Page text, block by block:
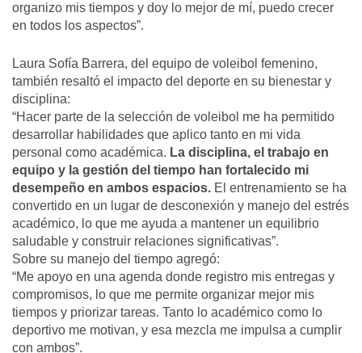
organizo mis tiempos y doy lo mejor de mí, puedo crecer
en todos los aspectos”.
Laura Sofía Barrera, del equipo de voleibol femenino,
también resaltó el impacto del deporte en su bienestar y
disciplina:
“Hacer parte de la selección de voleibol me ha permitido
desarrollar habilidades que aplico tanto en mi vida
personal como académica. La disciplina, el trabajo en
equipo y la gestión del tiempo han fortalecido mi
desempeño en ambos espacios. El entrenamiento se ha
convertido en un lugar de desconexión y manejo del estrés
académico, lo que me ayuda a mantener un equilibrio
saludable y construir relaciones significativas”.
Sobre su manejo del tiempo agregó:
“Me apoyo en una agenda donde registro mis entregas y
compromisos, lo que me permite organizar mejor mis
tiempos y priorizar tareas. Tanto lo académico como lo
deportivo me motivan, y esa mezcla me impulsa a cumplir
con ambos”.